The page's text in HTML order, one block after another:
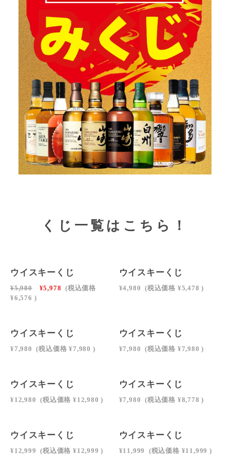
くじ一覧はこちら！
SOLD OUT
ウイスキーくじ
¥5,980 ¥5,978 (税込価格
¥6,576 )
SOLD OUT
ウイスキーくじ
¥4,980 (税込価格 ¥5,478 )
ウイスキーくじ
¥7,980 (税込価格 ¥7,980 )
SOLD OUT
ウイスキーくじ
¥7,980 (税込価格 ¥7,980 )
ウイスキーくじ
¥12,980 (税込価格 ¥12,980 )
SOLD OUT
ウイスキーくじ
¥7,980 (税込価格 ¥8,778 )
SOLD OUT
ウイスキーくじ
¥12,999 (税込価格 ¥12,999 )
SOLD OUT
ウイスキーくじ
¥11,999 (税込価格 ¥11,999 )